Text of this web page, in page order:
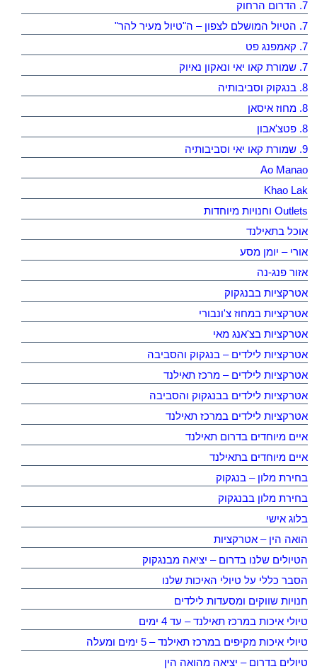
7. הדרום הרחוק
7. הטיול המושלם לצפון – ה"טיול מעיר להר"
7. קאמפנג פט
7. שמורת קאו יאי ונאקון נאיוק
8. בנגקוק וסביבותיה
8. מחוז איסאן
8. פטצ'אבון
9. שמורת קאו יאי וסביבותיה
Ao Manao
Khao Lak
Outlets וחנויות מיוחדות
אוכל בתאילנד
אורי – יומן מסע
אזור פנג-נה
אטרקציות בבנגקוק
אטרקציות במחוז צ'ונבורי
אטרקציות בצ'אנג מאי
אטרקציות לילדים – בנגקוק והסביבה
אטרקציות לילדים – מרכז תאילנד
אטרקציות לילדים בבנגקוק והסביבה
אטרקציות לילדים במרכז תאילנד
איים מיוחדים בדרום תאילנד
איים מיוחדים בתאילנד
בחירת מלון – בנגקוק
בחירת מלון בבנגקוק
בלוג אישי
הואה הין – אטרקציות
הטיולים שלנו בדרום – יציאה מבנגקוק
הסבר כללי על טיולי האיכות שלנו
חנויות שווקים ומסעדות לילדים
טיולי איכות במרכז תאילנד – עד 4 ימים
טיולי איכות מקיפים במרכז תאילנד – 5 ימים ומעלה
טיולים בדרום – יציאה מהואה הין